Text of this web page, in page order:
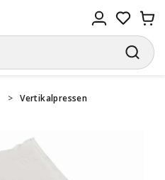
> Vertikalpressen